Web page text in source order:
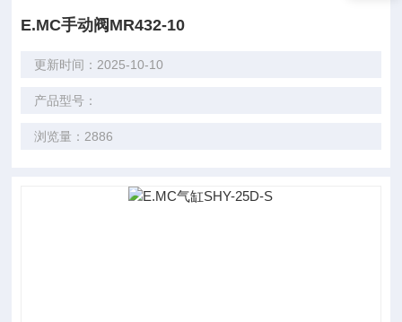
E.MC手动阀MR432-10
更新时间：2025-10-10
产品型号：
浏览量：2886